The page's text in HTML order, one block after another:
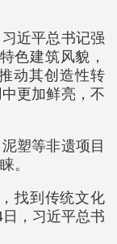
近平总书记强
色建筑风貌，
动其创造性转
更加鲜亮，不
塑等非遗项目
。
找到传统文化
，习近平总书